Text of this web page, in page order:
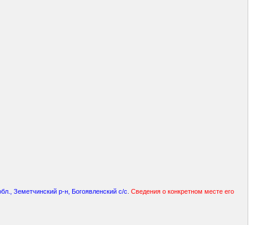
Земетчинский р-н, Богоявленский с/с .Сведения о конкретном месте его